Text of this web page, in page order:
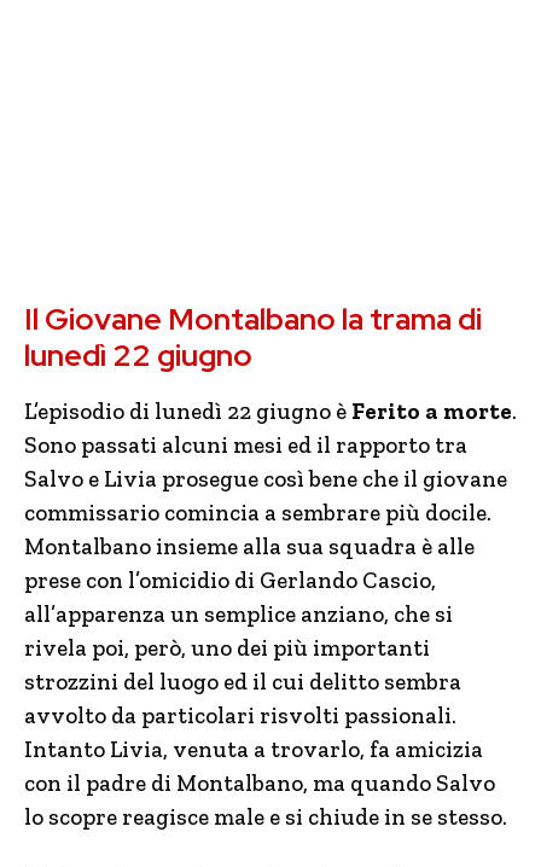
Il Giovane Montalbano la trama di
lunedì 22 giugno
L’episodio di lunedì 22 giugno è Ferito a morte.
Sono passati alcuni mesi ed il rapporto tra
Salvo e Livia prosegue così bene che il giovane
commissario comincia a sembrare più docile.
Montalbano insieme alla sua squadra è alle
prese con l’omicidio di Gerlando Cascio,
all’apparenza un semplice anziano, che si
rivela poi, però, uno dei più importanti
strozzini del luogo ed il cui delitto sembra
avvolto da particolari risvolti passionali.
Intanto Livia, venuta a trovarlo, fa amicizia
con il padre di Montalbano, ma quando Salvo
lo scopre reagisce male e si chiude in se stesso.